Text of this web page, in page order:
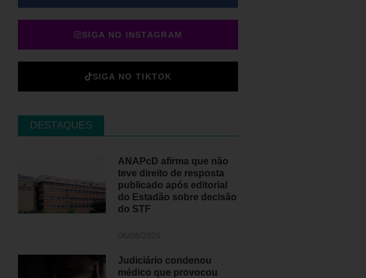
SIGA NO INSTAGRAM
SIGA NO TIKTOK
DESTAQUES
ANAPcD afirma que não
teve direito de resposta
publicado após editorial
do Estadão sobre decisão
do STF
Judiciário condenou
médico que provocou